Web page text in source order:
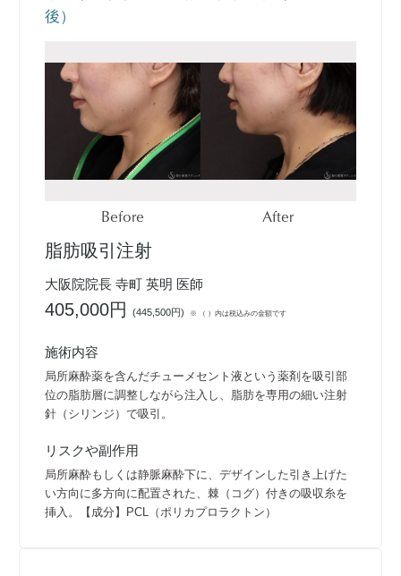
後）
Before After
脂肪吸引注射
大阪院院長 寺町 英明 医師
405,000円(445,500円) ※ （ ）内は税込みの金額です
施術内容
局所麻酔薬を含んだチューメセント液という薬剤を吸引部
位の脂肪層に調整しながら注入し、脂肪を専用の細い注射
針（シリンジ）で吸引。
リスクや副作用
局所麻酔もしくは静脈麻酔下に、デザインした引き上げた
い方向に多方向に配置された、棘（コグ）付きの吸収糸を
挿入。【成分】PCL（ポリカプロラクトン）